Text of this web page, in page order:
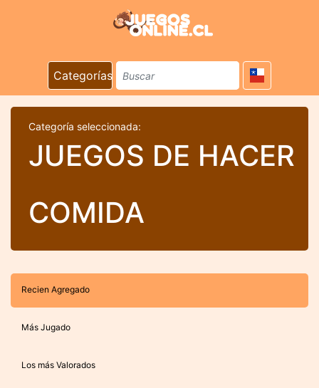
Categorías
Categoría seleccionada:
JUEGOS DE HACER
COMIDA
Recien Agregado
Más Jugado
Los más Valorados